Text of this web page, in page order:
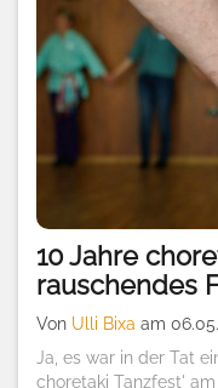
10 Jahre
rauschendes
Von Ulli Bixa am
Ja, es war in der Tat
choretaki Tanzfest'